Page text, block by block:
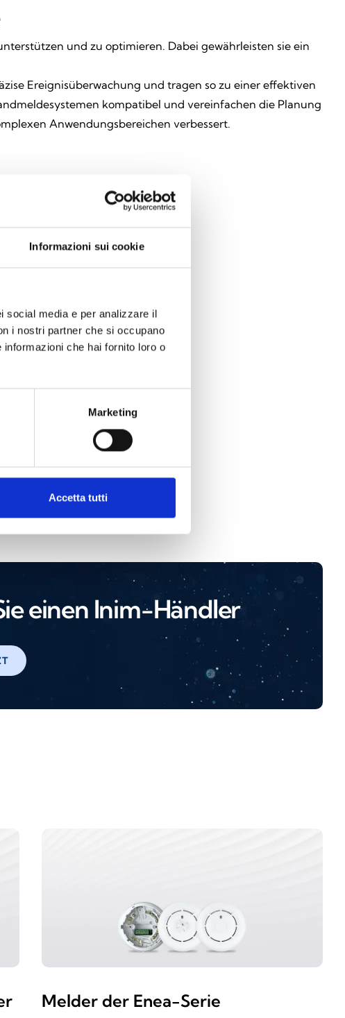
Informazioni sui cookie
social media e per analizzare il
i nostri partner che si occupano
che hai fornito loro o
Marketing
Accetta tutti
und zu optimieren. Dabei gewährleisten sie ein
Ereignisüberwachung und tragen so zu einer effektiven
kompatibel und vereinfachen die Planung
Anwendungsbereichen verbessert.
einen Inim-Händler
Melder der Enea-Serie